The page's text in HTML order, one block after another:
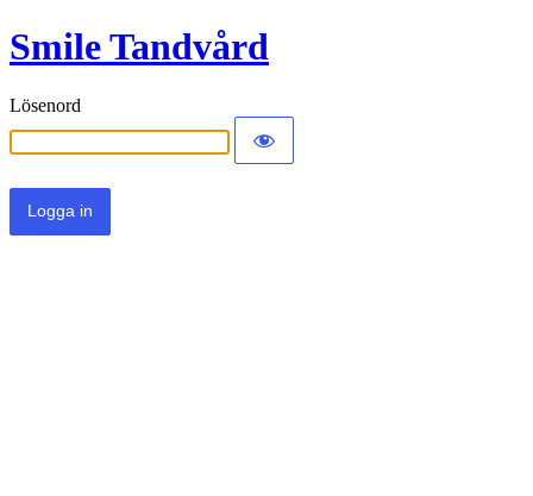
Smile Tandvård
Lösenord